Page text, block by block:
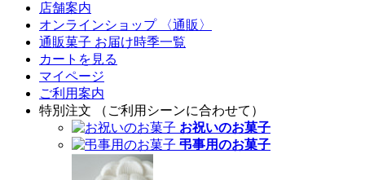
店舗案内
オンラインショップ 〈通販〉
通販菓子 お届け時季一覧
カートを見る
マイページ
ご利用案内
特別注文 （ご利用シーンに合わせて）
お祝いのお菓子
弔事用のお菓子